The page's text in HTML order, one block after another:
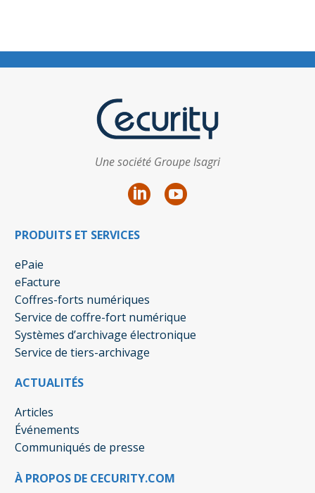
Une société Groupe Isagri
PRODUITS ET SERVICES
ePaie
eFacture
Coffres-forts numériques
Service de coffre-fort numérique
Systèmes d’archivage électronique
Service de tiers-archivage
ACTUALITÉS
Articles
Événements
Communiqués de presse
À PROPOS DE CECURITY.COM